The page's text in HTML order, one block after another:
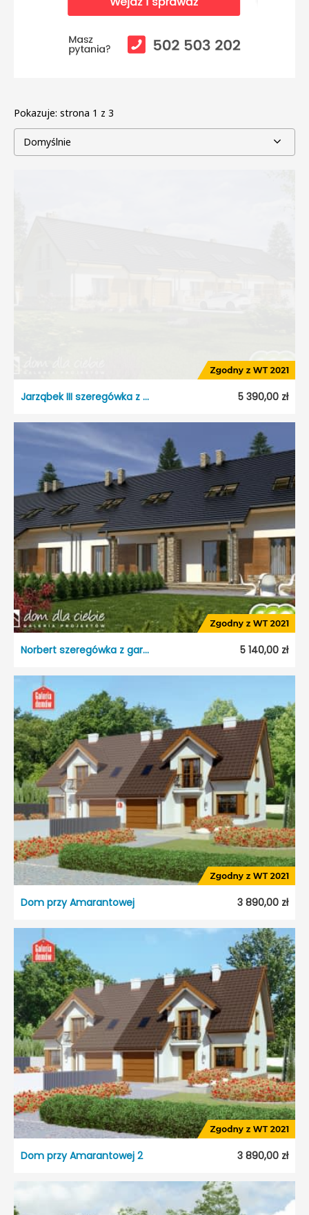
Pokazuje: strona 1 z 3
Domyślnie
Jarząbek III szeregówka z garażem 5 390,00 zł
Jarząbek III szeregówka z garażem
5 dni roboczych
Typ projektu:
Szeregowiec
Garaż:
Jednostanowiskowy
Dach:
Dwuspadowy
Kąt nach. dachu:
35°
Odbicie lustrzane:
Tak
Norbert szeregówka z garażem 5 140,00 zł
Norbert szeregówka z garażem
Dostępność:
5 dni roboczych
Typ projektu:
Szeregowiec
Garaż:
Jednostanowiskowy
Dach:
Dwuspadowy
Kąt nach. dachu:
35°
Odbicie lustrzane:
Tak
Dom przy Amarantowej 3 890,00 zł
Dom przy Amarantowej
Dostępność:
5 dni roboczych
Styl:
Tradycyjny
Typ projektu:
Szeregowiec
Garaż:
Jednostanowiskowy
Dach:
Dwuspadowy
Kąt nach. dachu:
40°
Odbicie lustrzane:
Tak
Dom przy Amarantowej 2 3 890,00 zł
Dostępność:
5 dni roboczych